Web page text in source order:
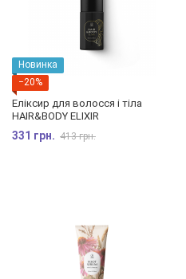
Новинка
−20%
Еліксир для волосся і тіла
HAIR&BODY ELIXIR
331 грн. 413 грн.